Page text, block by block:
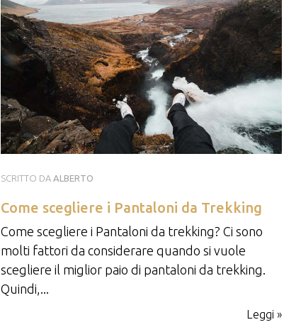
SCRITTO DA ALBERTO
Come scegliere i Pantaloni da Trekking
Come scegliere i Pantaloni da trekking? Ci sono
molti fattori da considerare quando si vuole
scegliere il miglior paio di pantaloni da trekking.
Quindi,...
Leggi »